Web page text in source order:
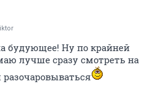
будующее! Ну по крайней
лучше сразу смотреть на